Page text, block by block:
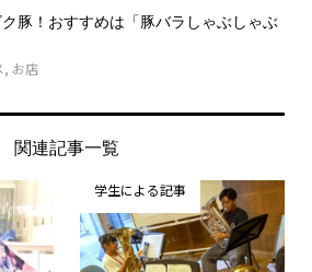
豚！おすすめは「豚バラしゃぶしゃぶ
, お店
関連記事一覧
学生による記事